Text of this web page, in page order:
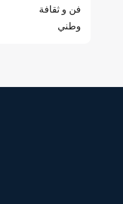
فن و ثقافة
وطني